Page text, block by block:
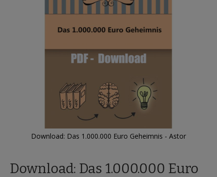
Download: Das 1.000.000 Euro Geheimnis - Astor
der
Download: Das 1.000.000 Euro